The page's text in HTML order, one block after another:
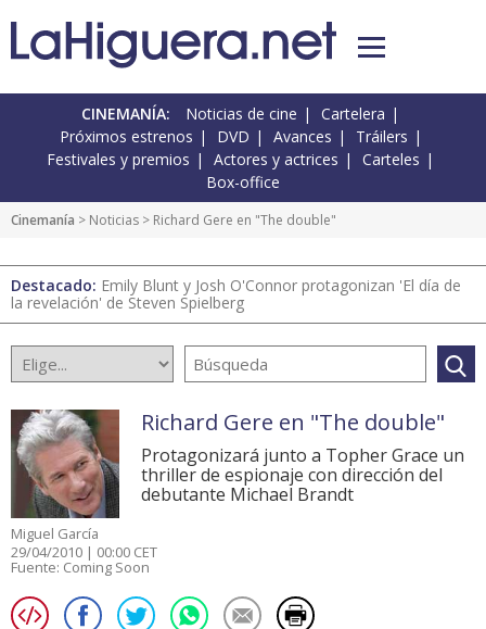
CINEMANÍA: Noticias de cine
Cartelera
Próximos estrenos
DVD Avances
Tráilers
Festivales y premios
Actores y actrices
Carteles
Box-office
Cinemanía > Noticias > Richard Gere en "The double"
Destacado: Emily Blunt y Josh O'Connor protagonizan 'El día de
la revelación' de Steven Spielberg
Richard Gere en "The double"
Protagonizará junto a Topher Grace un
thriller de espionaje con dirección del
debutante Michael Brandt
Miguel García
29/04/2010 | 00:00 CET
Fuente: Coming Soon